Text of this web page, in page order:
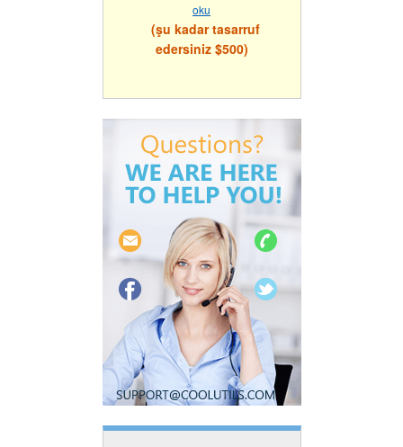
oku
(şu kadar tasarruf
edersiniz $500)